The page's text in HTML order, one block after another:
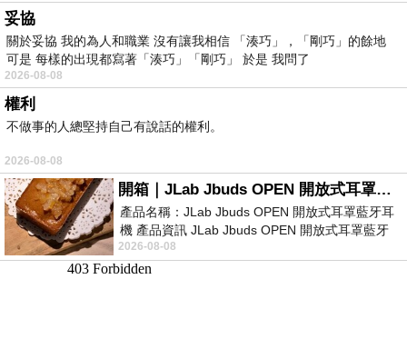
妥協
關於妥協 我的為人和職業 沒有讓我相信 「湊巧」，「剛巧」的餘地
可是 每樣的出現都寫著「湊巧」「剛巧」 於是 我問了
2026-08-08
權利
不做事的人總堅持自己有說話的權利。
2026-08-08
開箱｜JLab Jbuds OPEN 開放式耳罩藍牙耳機 - 設計美學，輕巧、透氣、環境音全物理達成！
產品名稱：JLab Jbuds OPEN 開放式耳罩藍牙耳
機 產品資訊 JLab Jbuds OPEN 開放式耳罩藍牙
耳機評語：非常有特色，值得喜愛美型工
2026-08-08